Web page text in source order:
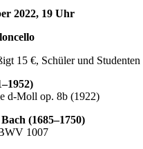
2022, 19 Uhr
15 €, Schüler und Studenten
d-Moll op. 8b (1922)
(1685–1750)
1007